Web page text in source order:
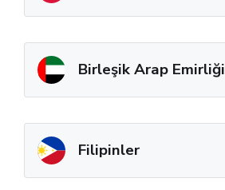
Birleşik Arap Emirliği
Filipinler